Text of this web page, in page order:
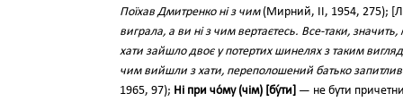
Поїхав Дмитренко ні з чим(Мирний, II, 1954, 275);
виграла, а ви ні з чим вертаєтесь. Все-таки,
хати зайшло двоє у потертих шинелях з таким
чим вийшли з хати, переполошений батько
1965, 97); Ні при чо́му (чім) [бу́ти] — не бути